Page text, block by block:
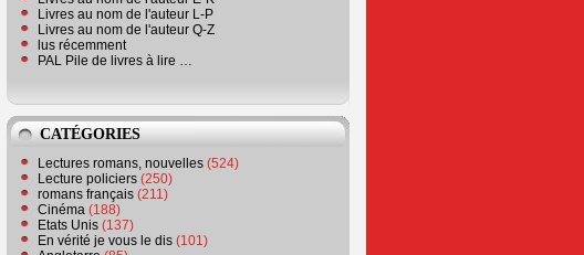
Livres au nom de l'auteur L-P
Livres au nom de l'auteur Q-Z
lus récemment
PAL Pile de livres à lire …
CATÉGORIES
Lectures romans, nouvelles (524)
Lecture policiers (250)
romans français (211)
Cinéma (188)
Etats Unis (137)
En vérité je vous le dis (101)